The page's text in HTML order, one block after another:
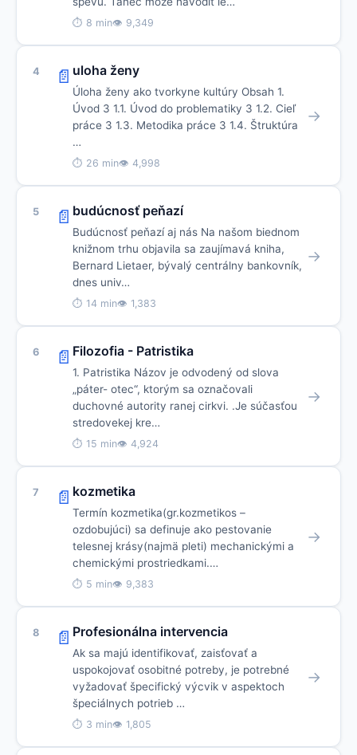
⏱ 8 min👁 9,349
4 📄 uloha ženy
Úloha ženy ako tvorkyne kultúry Obsah 1.
Úvod 3 1.1. Úvod do problematiky 3 1.2. Cieľ
práce 3 1.3. Metodika práce 3 1.4. Štruktúra
…
⏱ 26 min👁 4,998
→
5 📄 budúcnosť peňazí
Budúcnosť peňazí aj nás Na našom biednom
knižnom trhu objavila sa zaujímavá kniha,
Bernard Lietaer, bývalý centrálny bankovník,
dnes univ…
⏱ 14 min👁 1,383
→
6 📄 Filozofia - Patristika
1. Patristika Názov je odvodený od slova
„páter- otec“, ktorým sa označovali
duchovné autority ranej cirkvi. .Je súčasťou
stredovekej kre…
⏱ 15 min👁 4,924
→
7 📄 kozmetika
Termín kozmetika(gr.kozmetikos –
ozdobujúci) sa definuje ako pestovanie
telesnej krásy(najmä pleti) mechanickými a
chemickými prostriedkami.…
⏱ 5 min👁 9,383
→
8 📄 Profesionálna intervencia
Ak sa majú identifikovať, zaisťovať a
uspokojovať osobitné potreby, je potrebné
vyžadovať špecifický výcvik v aspektoch
špeciálnych potrieb …
⏱ 3 min👁 1,805
→